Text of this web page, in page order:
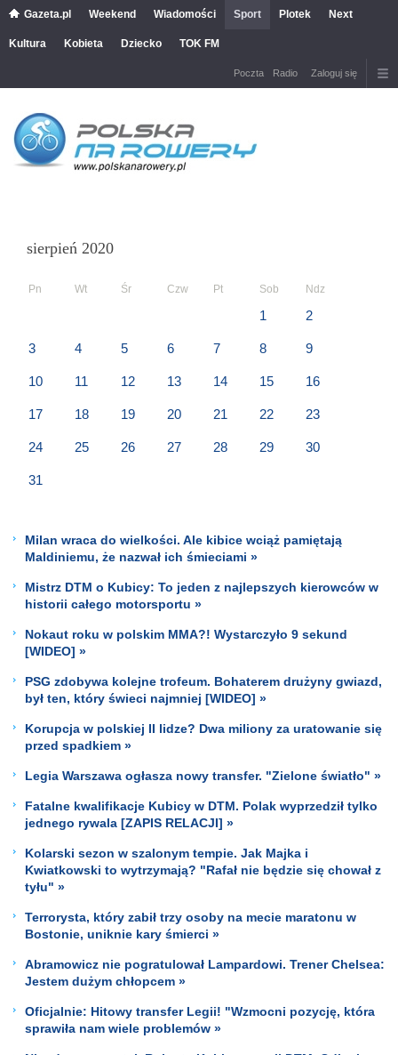
Gazeta.pl Weekend Wiadomości Sport Plotek Next
Kultura Kobieta Dziecko TOK FM
Poczta Radio Zaloguj się
sierpień 2020
Pn Wt Śr Czw Pt Sob Ndz
1 2
3 4 5 6 7 8 9
10 11 12 13 14 15 16
17 18 19 20 21 22 23
24 25 26 27 28 29 30
31
Milan wraca do wielkości. Ale kibice wciąż pamiętają
Maldiniemu, że nazwał ich śmieciami »
Mistrz DTM o Kubicy: To jeden z najlepszych kierowców w
historii całego motorsportu »
Nokaut roku w polskim MMA?! Wystarczyło 9 sekund
[WIDEO] »
PSG zdobywa kolejne trofeum. Bohaterem drużyny gwiazd,
był ten, który świeci najmniej [WIDEO] »
Korupcja w polskiej II lidze? Dwa miliony za uratowanie się
przed spadkiem »
Legia Warszawa ogłasza nowy transfer. "Zielone światło" »
Fatalne kwalifikacje Kubicy w DTM. Polak wyprzedził tylko
jednego rywala [ZAPIS RELACJI] »
Kolarski sezon w szalonym tempie. Jak Majka i
Kwiatkowski to wytrzymają? "Rafał nie będzie się chował z
tyłu" »
Terrorysta, który zabił trzy osoby na mecie maratonu w
Bostonie, uniknie kary śmierci »
Abramowicz nie pogratulował Lampardowi. Trener Chelsea:
Jestem dużym chłopcem »
Oficjalnie: Hitowy transfer Legii! "Wzmocni pozycję, która
sprawiła nam wiele problemów »